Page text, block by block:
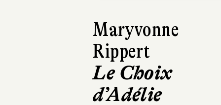
Maryvonne
Rippert
Le Choix
d’Adélie
ciel